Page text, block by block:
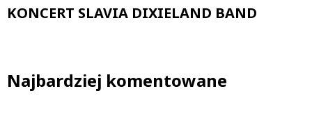
KONCERT SLAVIA DIXIELAND BAND
Najbardziej komentowane